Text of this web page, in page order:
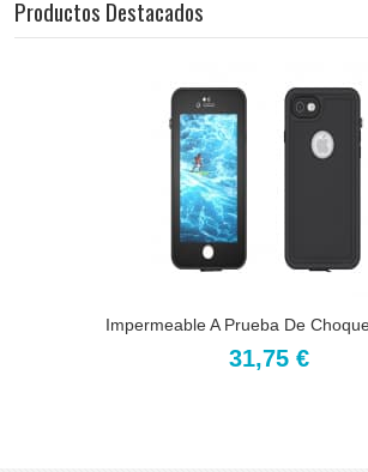
Productos Destacados
Impermeable A Prueba De
31,75 €